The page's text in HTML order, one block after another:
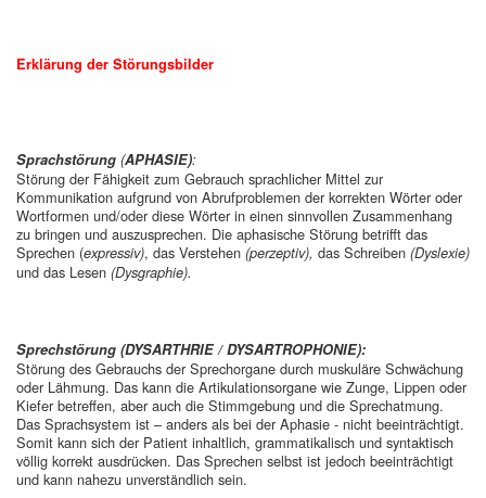
Erklärung der Störungsbilder
Sprachstörung (APHASIE):
Störung der Fähigkeit zum Gebrauch sprachlicher Mittel zur
Kommunikation aufgrund von Abrufproblemen der korrekten Wörter oder
Wortformen und/oder diese Wörter in einen sinnvollen Zusammenhang
zu bringen und auszusprechen. Die aphasische Störung betrifft das
Sprechen (expressiv), das Verstehen (perzeptiv), das Schreiben (Dyslexie)
und das Lesen (Dysgraphie).
Sprechstörung (DYSARTHRIE / DYSARTROPHONIE):
Störung des Gebrauchs der Sprechorgane durch muskuläre Schwächung
oder Lähmung. Das kann die Artikulationsorgane wie Zunge, Lippen oder
Kiefer betreffen, aber auch die Stimmgebung und die Sprechatmung.
Das Sprachsystem ist – anders als bei der Aphasie - nicht beeinträchtigt.
Somit kann sich der Patient inhaltlich, grammatikalisch und syntaktisch
völlig korrekt ausdrücken. Das Sprechen selbst ist jedoch beeinträchtigt
und kann nahezu unverständlich sein.